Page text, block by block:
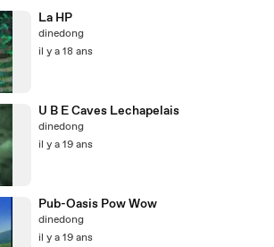
La HP
dinedong
il y a 18 ans
U B E Caves Lechapelais
dinedong
il y a 19 ans
Pub-Oasis Pow Wow
dinedong
il y a 19 ans